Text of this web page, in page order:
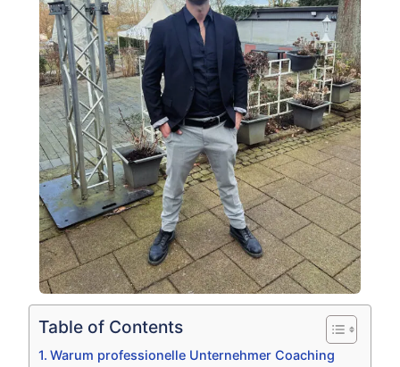
Table of Contents
Warum professionelle Unternehmer Coaching